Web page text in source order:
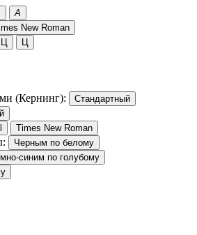
A
New Roman
Ц Ц
(Кернинг):
Стандартный
Times New Roman
Черным по белому
синим по голубому